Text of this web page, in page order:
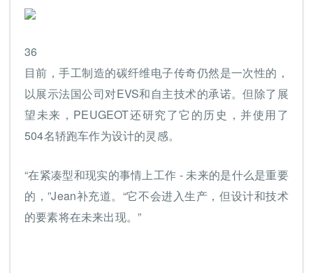
36
目前，手工制造的碳纤维电子传奇仍然是一次性的，
以展示法国公司对EVS和自主技术的承诺。但除了展
望未来，PEUGEOT还研究了它的历史，并使用了
504名轿跑车作为设计的灵感。
“在紧凑型和现实的事情上工作 - 未来的是什么是重要
的，”Jean补充道。“它不会进入生产，但设计和技术
的要素将在未来出现。”